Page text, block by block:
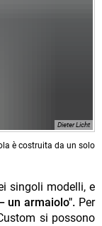
Dieter Licht
è costruita da un solo
singoli modelli, e
un armaiolo". Per
si possono